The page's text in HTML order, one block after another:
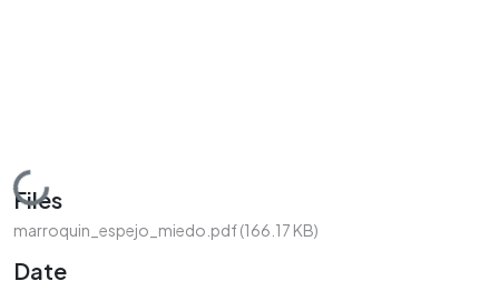
Loading...
Files
marroquin_espejo_miedo.pdf(166.17 KB)
Date